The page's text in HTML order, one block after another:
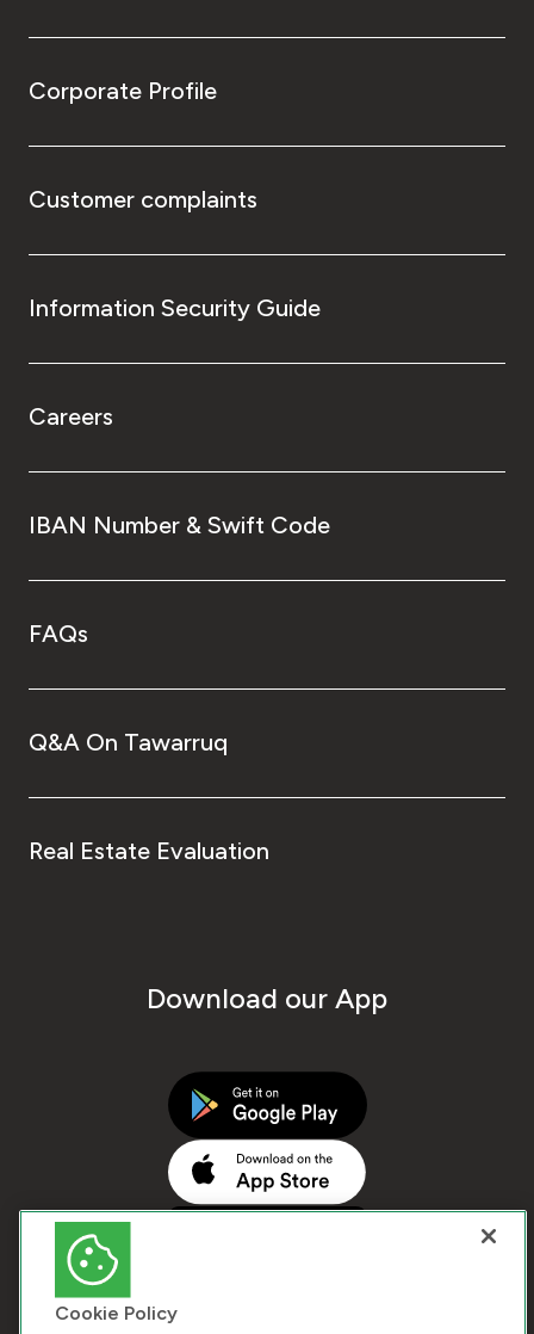
Corporate Profile
Customer complaints
Information Security Guide
Careers
IBAN Number & Swift Code
FAQs
Q&A On Tawarruq
Real Estate Evaluation
Download our App
Cookie Policy